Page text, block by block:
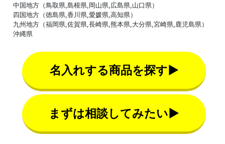
中国地方（鳥取県,島根県,岡山県,広島県,山口県）
四国地方（徳島県,香川県,愛媛県,高知県）
九州地方（福岡県,佐賀県,長崎県,熊本県,大分県,宮崎県,鹿児島県）
沖縄県
名入れする商品を探す▶
まずは相談してみたい▶